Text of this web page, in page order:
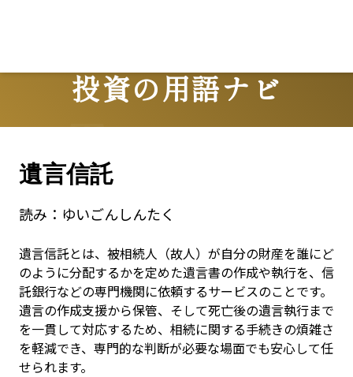
投資の用語ナビ
Terms
遺言信託
読み： ゆいごんしんたく
遺言信託とは、被相続人（故人）が自分の財産を誰にど
のように分配するかを定めた遺言書の作成や執行を、信
託銀行などの専門機関に依頼するサービスのことです。
遺言の作成支援から保管、そして死亡後の遺言執行まで
を一貫して対応するため、相続に関する手続きの煩雑さ
を軽減でき、専門的な判断が必要な場面でも安心して任
せられます。